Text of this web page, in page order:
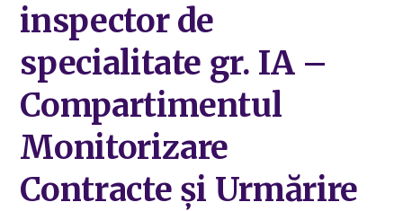
inspector de
specialitate gr. IA –
Compartimentul
Monitorizare
Contracte și Urmărire